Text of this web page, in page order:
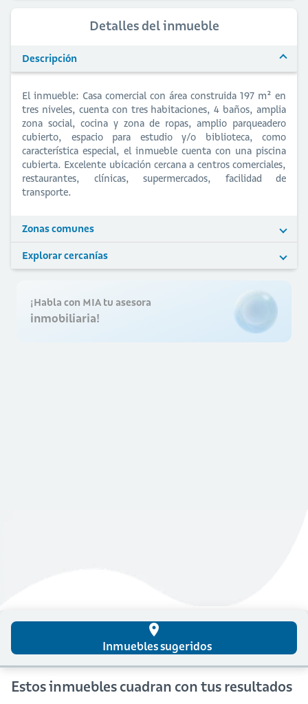
Detalles del inmueble
Descripción
El inmueble: Casa comercial con área construida 197 m² en
tres niveles, cuenta con tres habitaciones, 4 baños, amplia
zona social, cocina y zona de ropas, amplio parqueadero
cubierto, espacio para estudio y/o biblioteca, como
característica especial, el inmueble cuenta con una piscina
cubierta. Excelente ubicación cercana a centros comerciales,
restaurantes, clínicas, supermercados, facilidad de
transporte.
Zonas comunes
Explorar cercanías
¡Habla con MIA tu asesora
inmobiliaria!
place
Inmuebles sugeridos
Estos inmuebles cuadran con tus resultados